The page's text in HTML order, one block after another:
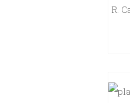
R.